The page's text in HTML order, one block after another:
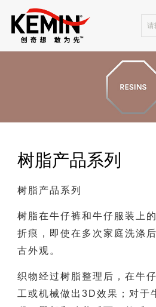
树脂产品系列
树脂产品系列
树脂在牛仔裤和牛仔服装上
折痕，即使在多次家庭洗涤
古外观。
织物经过树脂整理后，在牛
工或机械做出3D效果；对于